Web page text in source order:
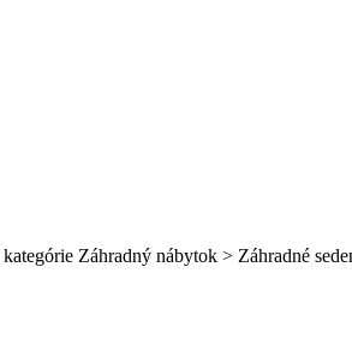
Záhradný nábytok > Záhradné